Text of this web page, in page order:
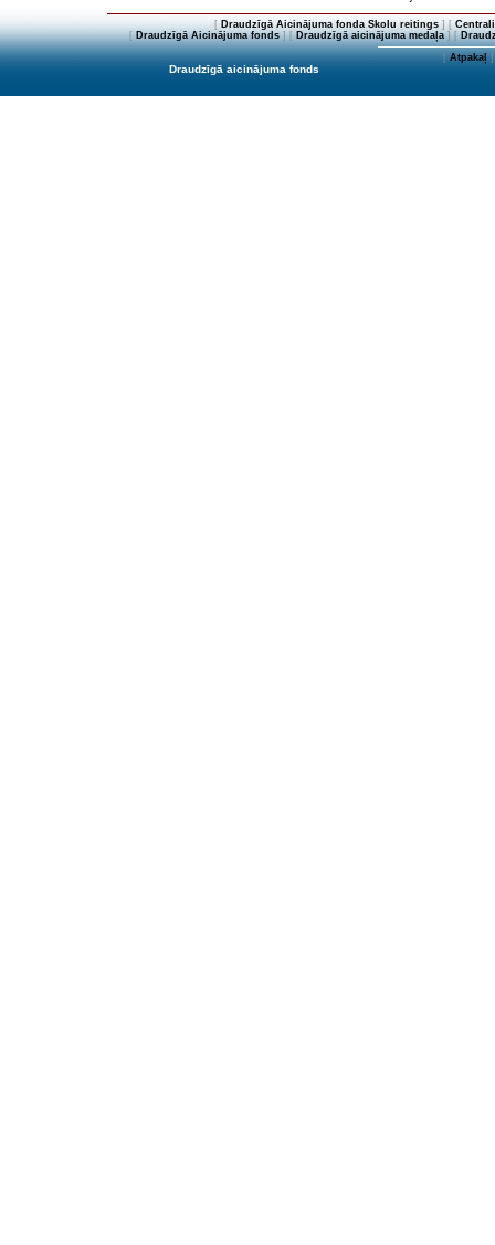
[ Draudzīgā Aicinājuma fonda Skolu reitings] [
[Draudzīgā Aicinājuma fonds] [Draudzīgā aicinājuma medaļa] [
[Atpakaļ]
Draudzīgā aicinājuma fonds